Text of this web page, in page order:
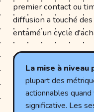
premier contact ou
diffusion a touché
entamé un cycle
La mise à
plupart des
actionnables
significative. Les